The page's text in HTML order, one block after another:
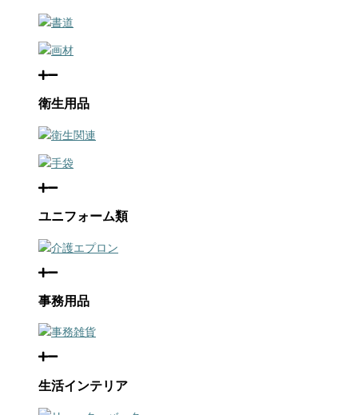
書道
画材
衛生用品
衛生関連
手袋
ユニフォーム類
介護エプロン
事務用品
事務雑貨
生活インテリア